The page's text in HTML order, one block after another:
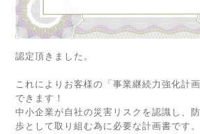
認定頂きました。
これによりお客様の「事業継続力強化計
できます！
中小企業が自社の災害リスクを認識し、
歩として取り組む為に必要な計画書です。